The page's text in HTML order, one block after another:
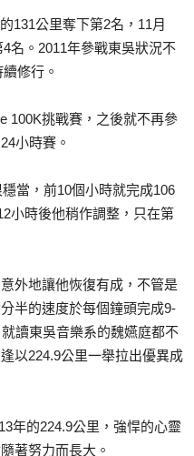
131公里奪下第2名，11月
4名。2011年參戰東吳狀況不
修行。
100K挑戰賽，之後就不再參
小時賽。
當，前10個小時就完成106
小時後他稍作調整，只在第
外地讓他恢復有成，不管是
半的速度於每個鐘頭完成9-
讀東吳音樂系的魏嬿庭都不
以224.9公里一舉拉出優異成
年的224.9公里，強悍的心靈
著努力而長大。